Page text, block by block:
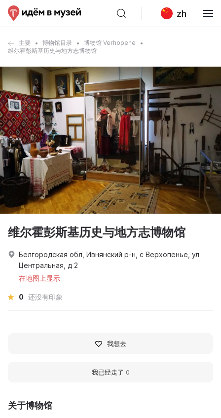
zh
主要 博物馆目录
博物馆 Verhopene
维尔霍彭斯基历史与地方志博物馆
关于博物馆
维尔霍彭斯基历史与地方志博物馆
Белгородская обл, Ивнянский р-н, с Верхопенье, ул
Центральная, д 2
在地图上显示
0 还没有印象
我想去
我已经走了 0